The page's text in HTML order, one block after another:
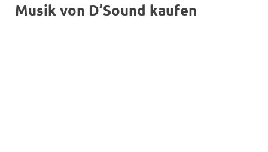
Musik von D’Sound kaufen